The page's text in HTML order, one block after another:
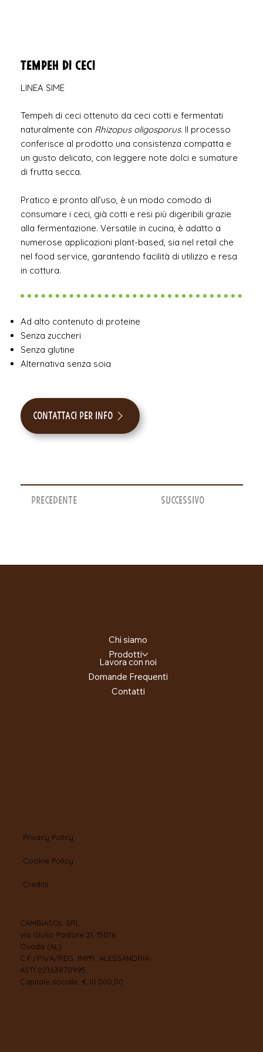
Tempeh di ceci
LINEA SIME
Tempeh di ceci ottenuto da ceci cotti e fermentati
naturalmente con Rhizopus oligosporus. Il processo
conferisce al prodotto una consistenza compatta e
un gusto delicato, con leggere note dolci e sumature
di frutta secca.
Pratico e pronto all’uso, è un modo comodo di
consumare i ceci, già cotti e resi più digeribili grazie
alla fermentazione. Versatile in cucina, è adatto a
numerose applicazioni plant-based, sia nel retail che
nel food service, garantendo facilità di utilizzo e resa
in cottura.
Ad alto contenuto di proteine
Senza zuccheri
Senza glutine
Alternativa senza soia
Contattaci per info
Precedente Successivo
Chi siamo
Prodotti
Lavora con noi
Domande Frequenti
Contatti
Privacy Policy
Cookie Policy
Credits
CAMBIASOL SRL
via Giulio Pastore 21, 15076
Ovada (AL)
C.F./P.IVA/REG. IMPR. ALESSANDRIA-
ASTI 02363870995
Capitale sociale: € 10.000,00